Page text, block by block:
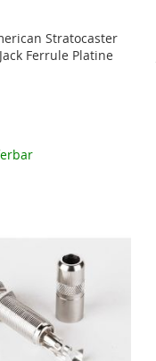
Stratocaster
Ferrule Platine